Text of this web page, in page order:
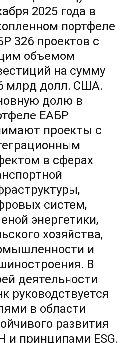
2025 года в
портфеле
326 проектов с
объемом
на сумму
млрд долл. США.
долю в
ЕАБР
проекты с
в сферах
систем,
энергетики,
хозяйства,
и
В
деятельности
руководствуется
в области
развития
и принципами ESG.